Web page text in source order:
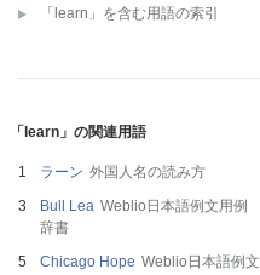
「learn」を含む用語の索引
「learn」の関連用語
ラーン 外国人名の読み方
Bull Lea Weblio日本語例文用例
辞書
Chicago Hope Weblio日本語例文